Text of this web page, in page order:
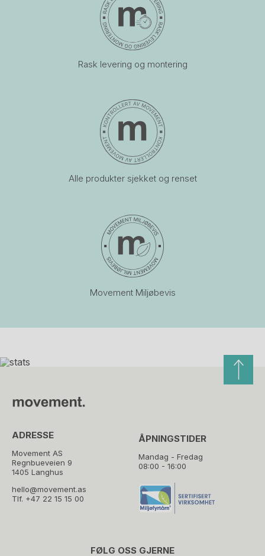
Rask levering og montering
Alle produkter sjekket og renset
Movement Miljøbevis
ADRESSE
Movement AS
Regnbueveien 9
1405 Langhus
hello@movement.as
Tlf. +47 22 15 15 00
ÅPNINGSTIDER
Mandag - Fredag
08:00 - 16:00
FØLG OSS GJERNE